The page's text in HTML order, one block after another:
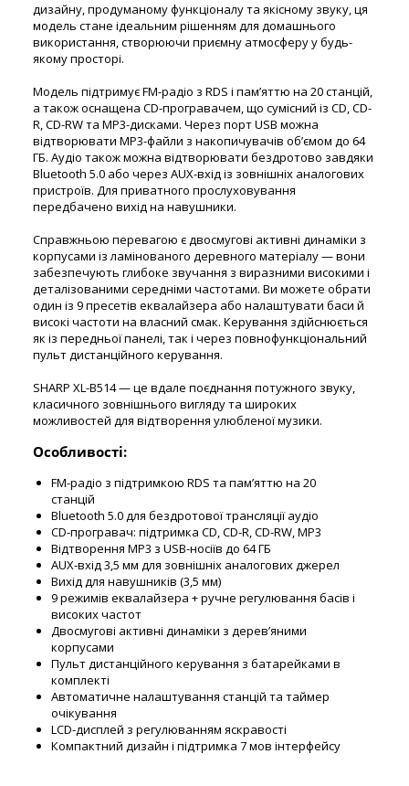
дизайну, продуманому функціоналу та якісному звуку, ця
модель стане ідеальним рішенням для домашнього
використання, створюючи приємну атмосферу у будь-
якому просторі.
Модель підтримує FM-радіо з RDS і пам’яттю на 20 станцій,
а також оснащена CD-програвачем, що сумісний із CD, CD-
R, CD-RW та MP3-дисками. Через порт USB можна
відтворювати MP3-файли з накопичувачів об’ємом до 64
ГБ. Аудіо також можна відтворювати бездротово завдяки
Bluetooth 5.0 або через AUX-вхід із зовнішніх аналогових
пристроїв. Для приватного прослуховування
передбачено вихід на навушники.
Справжньою перевагою є двосмугові активні динаміки з
корпусами із ламінованого деревного матеріалу — вони
забезпечують глибоке звучання з виразними високими і
деталізованими середніми частотами. Ви можете обрати
один із 9 пресетів еквалайзера або налаштувати баси й
високі частоти на власний смак. Керування здійснюється
як із передньої панелі, так і через повнофункціональний
пульт дистанційного керування.
SHARP XL-B514 — це вдале поєднання потужного звуку,
класичного зовнішнього вигляду та широких
можливостей для відтворення улюбленої музики.
Особливості:
FM-радіо з підтримкою RDS та пам’яттю на 20
станцій
Bluetooth 5.0 для бездротової трансляції аудіо
CD-програвач: підтримка CD, CD-R, CD-RW, MP3
Відтворення MP3 з USB-носіїв до 64 ГБ
AUX-вхід 3,5 мм для зовнішніх аналогових джерел
Вихід для навушників (3,5 мм)
9 режимів еквалайзера + ручне регулювання басів і
високих частот
Двосмугові активні динаміки з дерев’яними
корпусами
Пульт дистанційного керування з батарейками в
комплекті
Автоматичне налаштування станцій та таймер
очікування
LCD-дисплей з регулюванням яскравості
Компактний дизайн і підтримка 7 мов інтерфейсу